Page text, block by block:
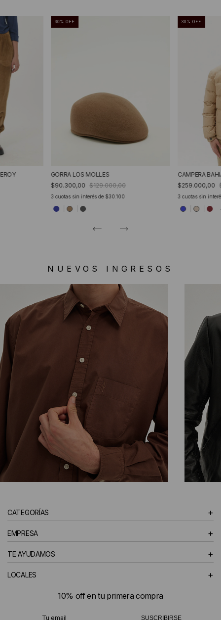
30% OFF
GORRA LOS MOLLES
$90.300,00 $129.000,00
3 cuotas sin interés de $30.100
30 %OFF
CAMPERA
$259.000,00
3cuotas sin
NUEVOS INGRESOS
HOMBRE
CATEGORÍAS +
EMPRESA +
TE AYUDAMOS +
LOCALES +
10% off en tu primera compra
SUSCRIBIRSE
¡Te suscribiste exitosamente!